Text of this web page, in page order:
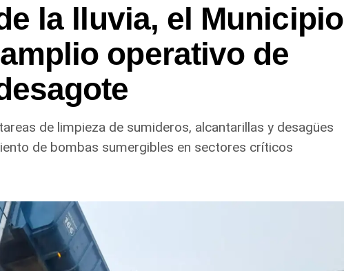
la lluvia, el Municipio
operativo de
de limpieza de sumideros, alcantarillas y desagües
de bombas sumergibles en sectores críticos